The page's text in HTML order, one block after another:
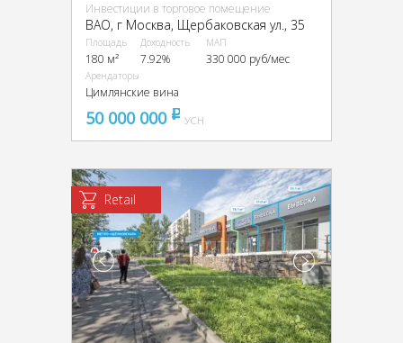
Инвестиции в торговое помещение
ВАО, г Москва, Щербаковская ул., 35
Площадь
180 м²
Доходность
7.92%
МАП
330 000 руб/мес
Арендаторы
Цимлянские вина
50 000 000 pуб
УСН
Retail